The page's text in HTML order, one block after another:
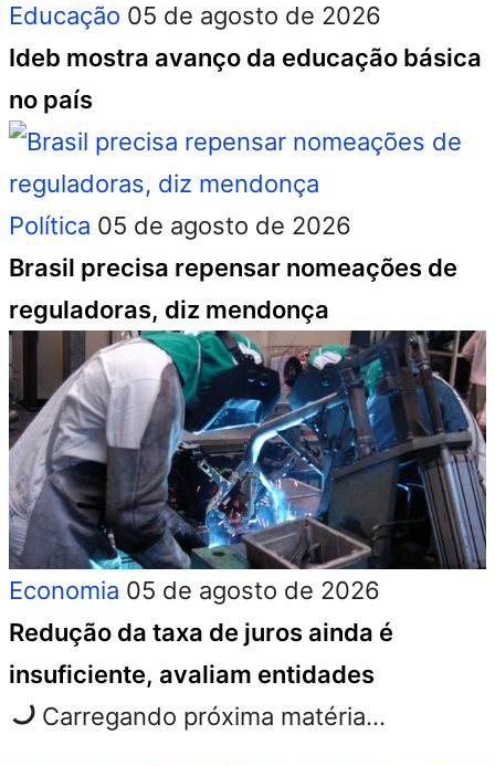
Educação 05 de agosto de 2026
Ideb mostra avanço da educação básica
no país
Política 05 de agosto de 2026
Brasil precisa repensar nomeações de
reguladoras, diz mendonça
Economia 05 de agosto de 2026
Redução da taxa de juros ainda é
insuficiente, avaliam entidades
Carregando próxima matéria...